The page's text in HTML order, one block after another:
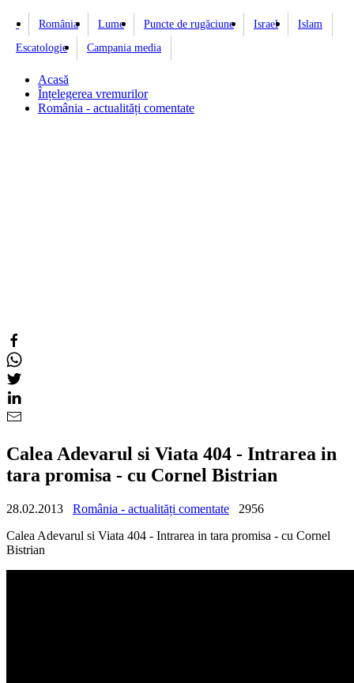
România Lume Puncte de rugăciune Israel
Islam
Escatologie
Campania media
Acasă
Înțelegerea vremurilor
România - actualități comentate
Calea Adevarul si Viata 404 - Intrarea in
tara promisa - cu Cornel Bistrian
28.02.2013 România - actualități comentate
2956
Calea Adevarul si Viata 404 - Intrarea in tara promisa - cu Cornel
Bistrian